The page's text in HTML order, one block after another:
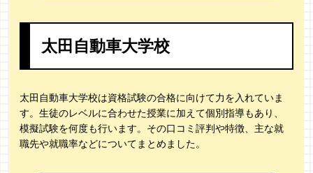
太田自動車大学校
太田自動車大学校は資格試験の合格に向けて力を入れていま
す。生徒のレベルに合わせた授業に加えて個別指導もあり、
模擬試験を何度も行います。その口コミ評判や特徴、主な就
職先や就職率などについてまとめました。